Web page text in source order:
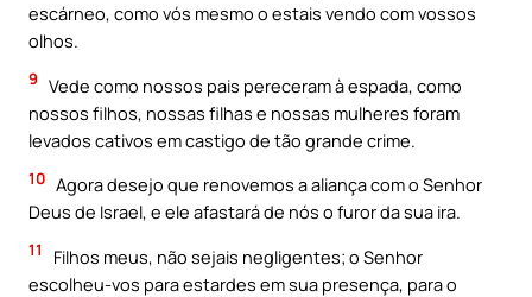
escárneo, como vós mesmo o estais vendo com vossos
olhos.
9 Vede como nossos pais pereceram à espada, como
nossos filhos, nossas filhas e nossas mulheres foram
levados cativos em castigo de tão grande crime.
10 Agora desejo que renovemos a aliança com o Senhor
Deus de Israel, e ele afastará de nós o furor da sua ira.
11
Filhos meus, não sejais negligentes; o Senhor
escolheu-vos para estardes em sua presença, para o